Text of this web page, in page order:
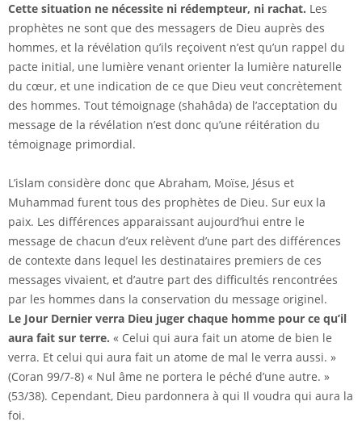
Cette situation ne nécessite ni rédempteur, ni rachat. Les
prophètes ne sont que des messagers de Dieu auprès des
hommes, et la révélation qu’ils reçoivent n’est qu’un rappel du
pacte initial, une lumière venant orienter la lumière naturelle
du cœur, et une indication de ce que Dieu veut concrètement
des hommes. Tout témoignage (shahâda) de l’acceptation du
message de la révélation n’est donc qu’une réitération du
témoignage primordial.
L’islam considère donc que Abraham, Moïse, Jésus et
Muhammad furent tous des prophètes de Dieu. Sur eux la
paix. Les différences apparaissant aujourd’hui entre le
message de chacun d’eux relèvent d’une part des différences
de contexte dans lequel les destinataires premiers de ces
messages vivaient, et d’autre part des difficultés rencontrées
par les hommes dans la conservation du message originel.
Le Jour Dernier verra Dieu juger chaque homme pour ce qu’il
aura fait sur terre. « Celui qui aura fait un atome de bien le
verra. Et celui qui aura fait un atome de mal le verra aussi. »
(Coran 99/7-8) « Nul âme ne portera le péché d’une autre. »
(53/38). Cependant, Dieu pardonnera à qui Il voudra qui aura la
foi.